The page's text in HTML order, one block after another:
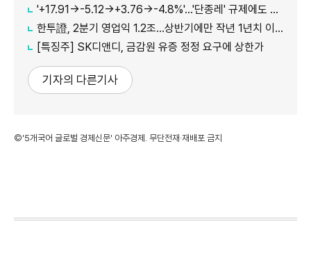
'+17.91→-5.12→+3.76→-4.8%'…'단종레' 규제에도 여전히 롤러코스터 타는 코스피
한투證, 2분기 영업익 1.2조…상반기에만 작년 1년치 이익만큼 벌었다
[특징주] SK디앤디, 금감원 유증 정정 요구에 상한가
기자의 다른기사
©'5개국어 글로벌 경제신문' 아주경제. 무단전재·재배포 금지